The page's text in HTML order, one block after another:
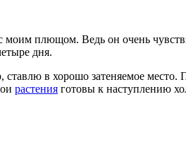
моим плющом. Ведь он очень
дня.
в хорошо затеняемое место.
растения готовы к наступлению